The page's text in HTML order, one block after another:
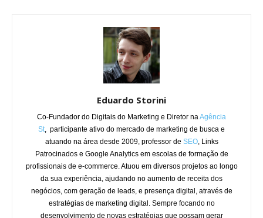
Eduardo Storini
Co-Fundador do Digitais do Marketing e Diretor naAgência
St, participante ativo do mercado de marketing de busca e
atuando na área desde 2009, professor de SEO, Links
Patrocinados e Google Analytics em escolas de formação de
profissionais de e-commerce. Atuou em diversos projetos ao longo
da sua experiência, ajudando no aumento de receita dos
negócios, com geração de leads, e presença digital, através de
estratégias de marketing digital. Sempre focando no
desenvolvimento de novas estratégias que possam gerar